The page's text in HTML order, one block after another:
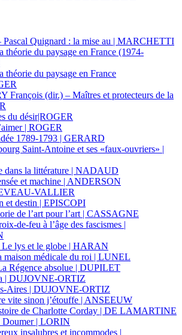
Pascal Quignard : la mise au | MARCHETTI
théorie du paysage en France (1974-
théorie du paysage en France
François (dir.) – Maîtres et protecteurs de la
du désir|ROGER
| ROGER
1789-1793 | GERARD
Saint-Antoine et ses «faux-ouvriers» |
dans la littérature | NADAUD
et machine | ANDERSON
VALLIER
et destin | EPISCOPI
de l’art pour l’art | CASSAGNE
de-feu à l’âge des fascismes |
Le lys et le globe | HARAN
maison médicale du roi | LUNEL
Régence absolue | DUPILET
| DUJOVNE-ORTIZ
Aires | DUJOVNE-ORTIZ
vite sinon j’étouffe | ANSEEUW
de Charlotte Corday | DE LAMARTINE
Doumer | LORIN
insalubres et incommodes |